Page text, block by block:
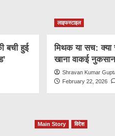
बची हुई
लाइफस्टाइल
मिथक या सच: क्या
खाना वाकई
Shravan Kumar
February 22, 2026
Main Story विदेश